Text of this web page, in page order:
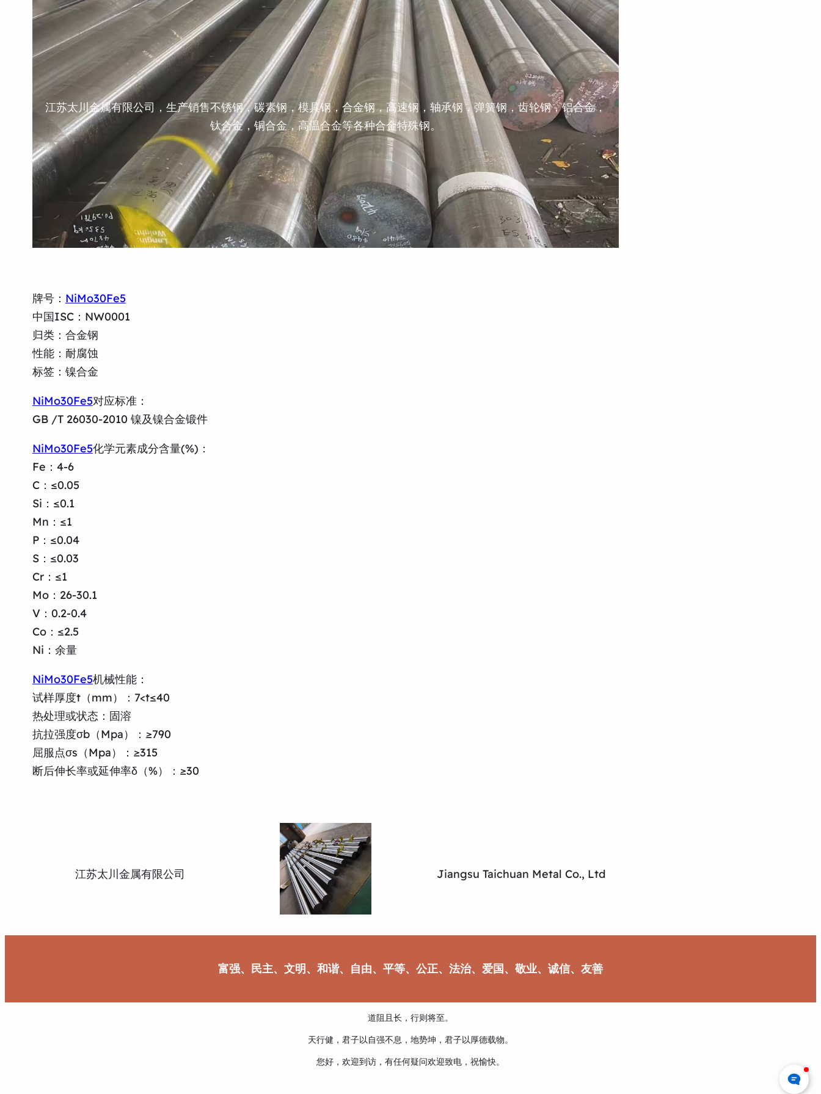
江苏太川金属有限公司，生产销售不锈钢，碳素钢，模具钢，合金钢，高速钢，轴承钢，弹簧钢，齿轮钢，铝合金，
钛合金，铜合金，高温合金等各种合金特殊钢。
牌号： NiMo30Fe5
中国ISC：NW0001
归类：合金钢
性能：耐腐蚀
标签：镍合金
NiMo30Fe5对应标准：
GB /T 26030-2010 镍及镍合金锻件
NiMo30Fe5化学元素成分含量(%)：
Fe：4-6
C：≤0.05
Si：≤0.1
Mn：≤1
P：≤0.04
S：≤0.03
Cr：≤1
Mo：26-30.1
V：0.2-0.4
Co：≤2.5
Ni：余量
NiMo30Fe5机械性能：
试样厚度t（mm）：7<t≤40
热处理或状态：固溶
抗拉强度σb（Mpa）：≥790
屈服点σs（Mpa）：≥315
断后伸长率或延伸率δ（%）：≥30
江苏太川金属有限公司 Jiangsu Taichuan Metal Co., Ltd
富强、民主、文明、和谐、自由、平等、公正、法治、爱国、敬业、诚信、友善
道阻且长，行则将至。
天行健，君子以自强不息，地势坤，君子以厚德载物。
您好，欢迎到访，有任何疑问欢迎致电，祝愉快。